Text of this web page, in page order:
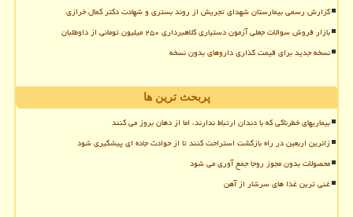
گزارش رسمی بیمارستان شهدای تجریش از روند بستری و شهادت دکتر کمال خرازی
بازار فروش سوالات جعلی آزمون دستیاری کلاهبرداری ۲۵۰ میلیون تومانی از داوطلبان
نسخه جدید برای قیمت گذاری داروهای بدون نسخه
پربحث ترین ها
بیماریهای خطرناکی که با دندان ارتباط ندارند، اما از دهان بروز می کنند
زائرین اربعین در راه بازگشت استراحت کنند تا از حوادث جاده ای پیشگیری شود
محصولات بدون مجوز روجا جمع آوری می شود
غنی ترین غذا های سرشار از آهن